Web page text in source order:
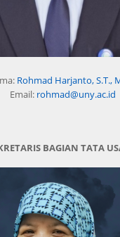
Rohmad Harjanto, S.T.,
Email: rohmad@uny.ac.id
BAGIAN TATA